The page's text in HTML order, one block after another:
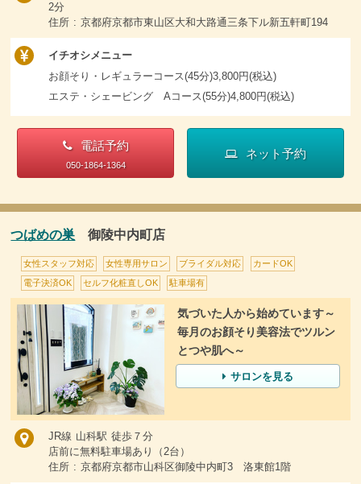
2分
住所 : 京都府京都市東山区大和大路通三条下ル新五軒町194
イチオシメニュー
お顔そり・レギュラーコース(45分)3,800円(税込)
エステ・シェービング Aコース(55分)4,800円(税込)
電話予約
050-1864-1364
ネット予約
つばめの巣 御陵中内町店
女性スタッフ対応 女性専用サロン ブライダル対応 カードOK
電子決済OK セルフ化粧直しOK 駐車場有
気づいた人から始めています～
毎月のお顔そり美容法でツルン
とつや肌へ～
サロンを見る
JR線 山科駅 徒歩７分
店前に無料駐車場あり（2台）
住所 : 京都府京都市山科区御陵中内町3 洛東館1階